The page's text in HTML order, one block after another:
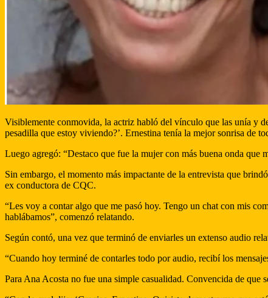
Visiblemente conmovida, la actriz habló del vínculo que las unía y
pesadilla que estoy viviendo?’. Ernestina tenía la mejor sonrisa de
Luego agregó: “Destaco que fue la mujer con más buena onda que
Sin embargo, el momento más impactante de la entrevista que
ex conductora de CQC.
“Les voy a contar algo que me pasó hoy. Tengo un chat con mis
hablábamos”, comenzó relatando.
Según contó, una vez que terminó de enviarles un extenso audio
“Cuando hoy terminé de contarles todo por audio, recibí los
Para Ana Acosta no fue una simple casualidad. Convencida de que